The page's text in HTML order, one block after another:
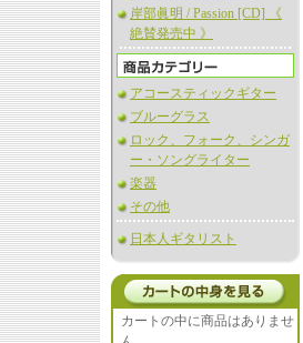
岸部眞明 / Passion [CD] 《
絶賛発売中 》
アコースティックギター
ブルーグラス
ロック、フォーク、シンガ
ー・ソングライター
楽器
その他
日本人ギタリスト
カートの中に商品はありませ